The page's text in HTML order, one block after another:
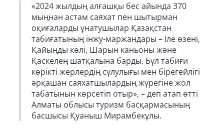
«2024 жылдың алғашқы бес айында 370
мыңнан астам саяхат пен шытырман
оқиғаларды ұнатушылар Қазақстан
табиғатының інжу-маржандары – Іле өзені,
Қайыңды көлі, Шарын каньоны және
Қаскелең шатқалына барды. Бұл табиғи
көрікті жерлердің сұлулығы мен бірегейлігі
әрқашан саяхатшылардың жүрегіне жол
табатынын көрсетіп отыр», – деп атап өтті
Алматы облысы туризм басқармасының
басшысы Қуаныш Мирамбекұлы.